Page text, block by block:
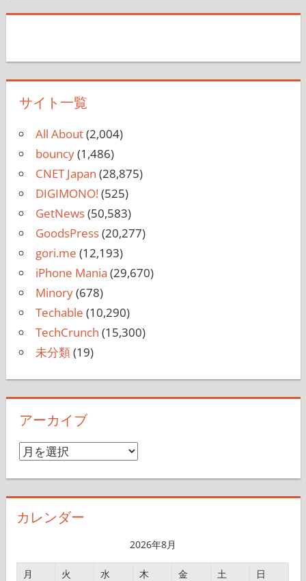
サイト一覧
All About(2,004)
bouncy(1,486)
CNET Japan (28,875)
DIGIMONO!(525)
GetNews(50,583)
GoodsPress(20,277)
gori.me (12,193)
iPhone Mania (29,670)
Minory(678)
Techable (10,290)
TechCrunch (15,300)
未分類(19)
アーカイブ
ア
イ
カレンダー
2026年8月
月 火 水 木 金 土
日